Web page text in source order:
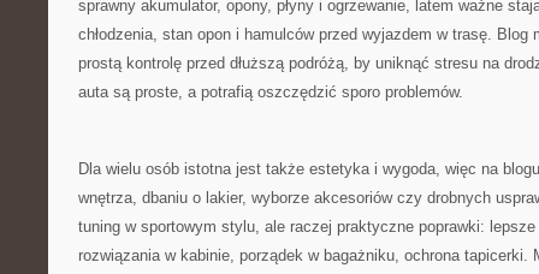
sprawny akumulator, opony, płyny i ogrzewanie, latem ważne
chłodzenia, stan opon i hamulców przed wyjazdem w trasę.
prostą kontrolę przed dłuższą podróżą, by uniknąć stresu na
auta są proste, a potrafią oszczędzić sporo problemów.
Dla wielu osób istotna jest także estetyka i wygoda, więc na
wnętrza, dbaniu o lakier, wyborze akcesoriów czy drobnych
tuning w sportowym stylu, ale raczej praktyczne poprawki:
rozwiązania w kabinie, porządek w bagażniku, ochrona tapicerki.